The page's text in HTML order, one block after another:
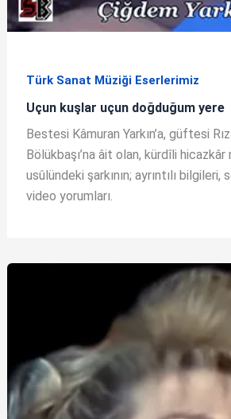
Türk Sanat Müziği Eserlerimiz
Uçun kuşlar uçun doğduğum yere
Bestesi Kâmuran Yarkın’a, güftesi
Bölükbaşı’na âit olan, kürdîli hicazkâr
usûlündeki şarkının; ayrıntılı bilgileri,
video yorumları.